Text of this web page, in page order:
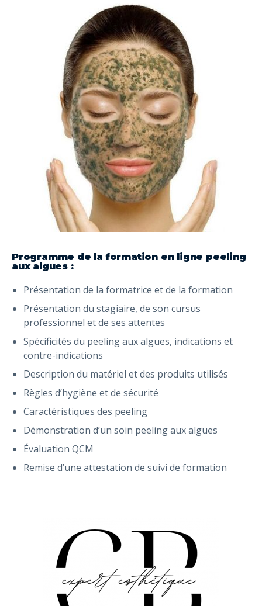
Programme de la formation en ligne peeling
aux algues :
Présentation de la formatrice et de la formation
Présentation du stagiaire, de son cursus
professionnel et de ses attentes
Spécificités du peeling aux algues, indications et
contre-indications
Description du matériel et des produits utilisés
Règles d’hygiène et de sécurité
Caractéristiques des peeling
Démonstration d’un soin peeling aux algues
Évaluation QCM
Remise d’une attestation de suivi de formation